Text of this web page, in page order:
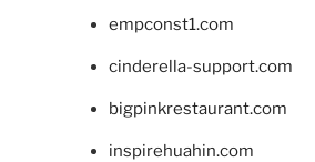
empconst1.com
cinderella-support.com
bigpinkrestaurant.com
inspirehuahin.com